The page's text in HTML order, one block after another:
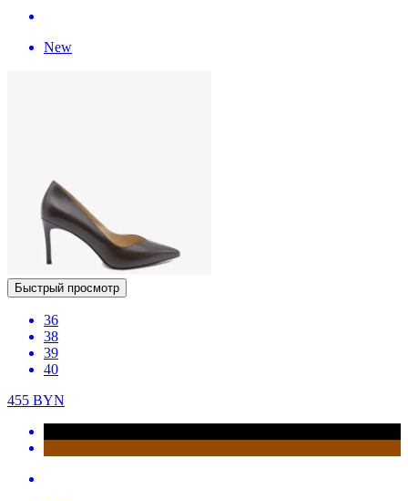
New
Быстрый просмотр
36
38
39
40
455 BYN